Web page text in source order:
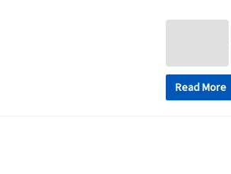
Read More